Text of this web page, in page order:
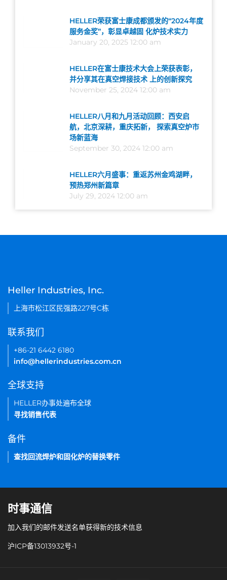
HELLER荣获富士康成都颁发的“2024年度
服务金奖”，彰显卓越固 化炉技术实力
January 20, 2025 12:00 am
HELLER在富士康技术大会上荣获表彰，
并分享其在真空焊接技术 上的创新探究
November 25, 2024 12:00 am
HELLER八月和九月活动回顾：西安启
航，北京深耕，重庆拓新， 探索真空炉市
场新蓝海
September 30, 2024 12:00 am
HELLER六月盛事：重返苏州金鸡湖畔，
预热郑州新篇章
July 29, 2024 12:00 am
Heller Industries, Inc.
上海市松江区民强路227号C栋
联系我们
+86-21 6442 6180
info@hellerindustries.com.cn
全球支持
HELLER办事处遍布全球
寻找销售代表
备件
查找回流焊炉和固化炉的替换零件
时事通信
加入我们的邮件发送名单获得新的技术信息
沪ICP备13013932号-1